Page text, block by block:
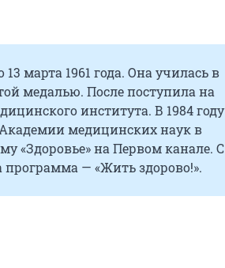
марта 1961 года. Она училась в
медалью. После поступила на
института. В 1984 году
медицинских наук в
«Здоровье» на Первом канале. С
программа — «Жить здорово!».